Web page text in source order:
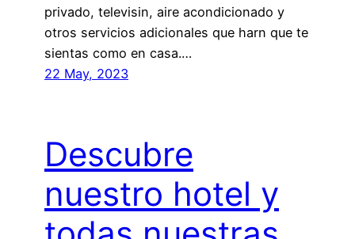
privado, televisin, aire acondicionado y
otros servicios adicionales que harn que te
sientas como en casa.…
22 May, 2023
Descubre
nuestro hotel y